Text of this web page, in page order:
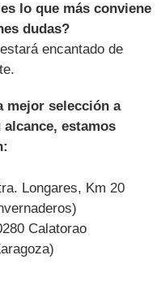
lo que más conviene
dudas?
encantado de
mejor selección a
alcance, estamos
Longares, Km 20
Calatorao